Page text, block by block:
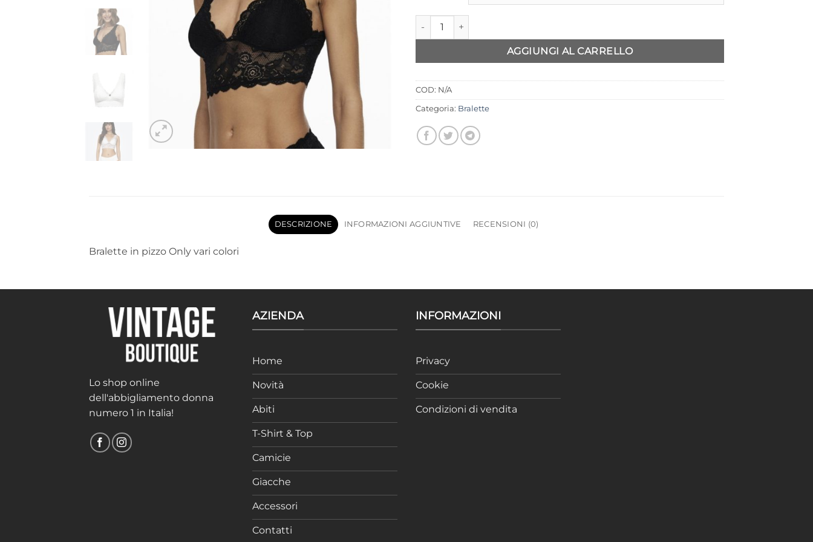
Bralette in pizzo Only quantità
AGGIUNGI AL CARRELLO
COD: N/A
Categoria: Bralette
DESCRIZIONE INFORMAZIONI AGGIUNTIVE RECENSIONI (0)
Bralette in pizzo Only vari colori
Lo shop online
dell'abbigliamento donna
numero 1 in Italia!
AZIENDA
Home
Novità
Abiti
T-Shirt & Top
Camicie
Giacche
Accessori
Contatti
INFORMAZIONI
Privacy
Cookie
Condizioni di vendita